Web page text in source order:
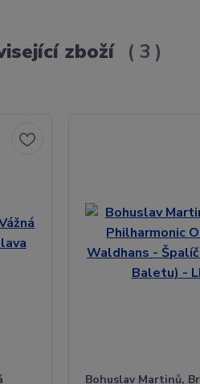
zboží 3
Bohuslav Martinů,